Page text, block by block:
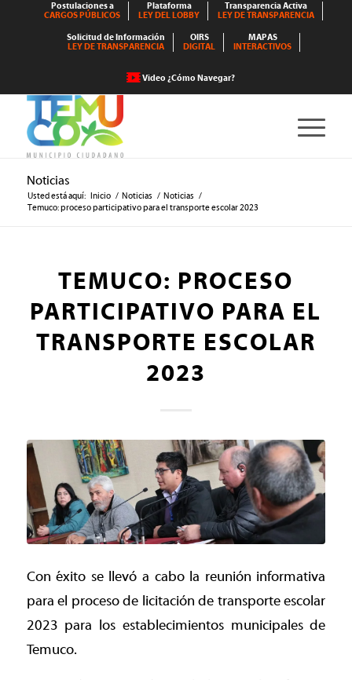
Postulaciones a
CARGOS PÚBLICOS
Plataforma
LEY DEL LOBBY
Transparencia Activa
LEY DE TRANSPARENCIA
Solicitud de Información
LEY DE TRANSPARENCIA
OIRS
DIGITAL
MAPAS
INTERACTIVOS
Video ¿Cómo Navegar?
Noticias
Usted está aquí: Inicio / Noticias / Noticias /
Temuco: proceso participativo para el transporte escolar 2023
TEMUCO: PROCESO
PARTICIPATIVO PARA EL
TRANSPORTE ESCOLAR
2023
Con éxito se llevó a cabo la reunión informativa
para el proceso de licitación de transporte escolar
2023 para los establecimientos municipales de
Temuco.